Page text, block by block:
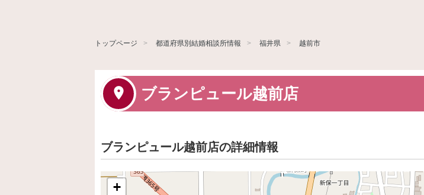
トップページ 都道府県別結婚相談所情報 福井県 越前市
ブランピュール越前店
ブランピュール越前店の詳細情報
+